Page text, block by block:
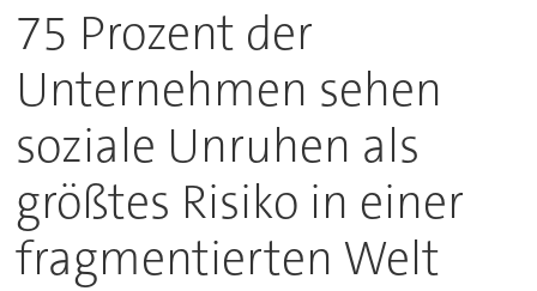
75 Prozent der
Unternehmen sehen
soziale Unruhen als
größtes Risiko in einer
fragmentierten Welt